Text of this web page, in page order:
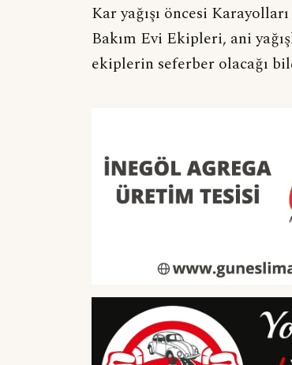
Kar yağışı öncesi
Bakım Evi Ekipleri, ani
ekiplerin seferber olacağı